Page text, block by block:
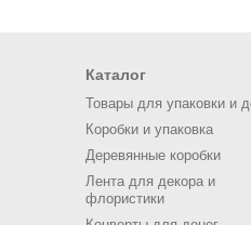
Каталог
Товары для упаковки и
Коробки и упаковка
Деревянные коробки
Лента для декора и
флористики